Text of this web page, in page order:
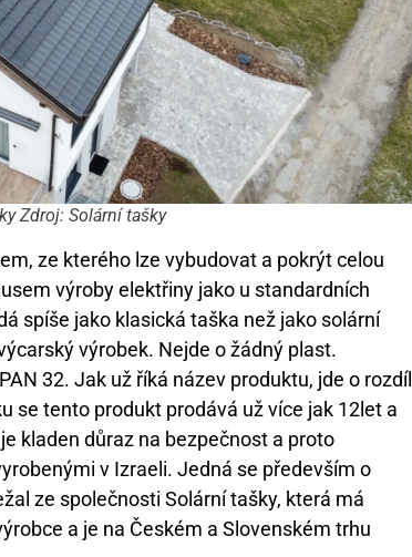
Zdroj: Solární tašky
ze kterého lze vybudovat a pokrýt celou
výroby elektřiny jako u standardních
spíše jako klasická taška než jako solární
výrobek. Nejde o žádný plast.
32. Jak už říká název produktu, jde o rozdíl
se tento produkt prodává už více jak 12let a
kladen důraz na bezpečnost a proto
v Izraeli. Jedná se především o
ze společnosti Solární tašky, která má
a je na Českém a Slovenském trhu